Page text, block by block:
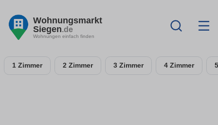
Wohnungsmarkt
Siegen.de
Wohnungen einfach finden
1 Zimmer 2 Zimmer 3 Zimmer 4 Zimmer